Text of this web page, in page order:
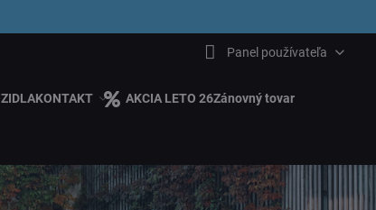
Panel používateľa
KONTAKT AKCIA LETO 26Zánovný tovar